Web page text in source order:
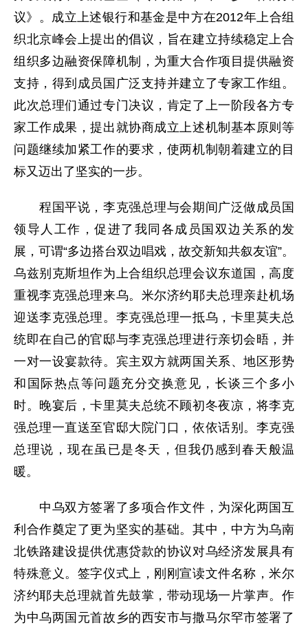
议》。成立上述银行和基金是中方在2012年上合组
织北京峰会上提出的倡议，旨在建立持续稳定上合
组织多边融资保障机制，为重大合作项目提供融资
支持，得到成员国广泛支持并建立了专家工作组。
此次总理们通过专门决议，肯定了上一阶段各方专
家工作成果，提出就协商成立上述机制基本原则等
问题继续加紧工作的要求，使两机制朝着建立的目
标又迈出了坚实的一步。
程国平说，李克强总理与会期间广泛做成员国
领导人工作，促进了我同各成员国双边关系的发
展，可谓“多边搭台双边唱戏，故交新知共叙友谊”。
乌兹别克斯坦作为上合组织总理会议东道国，高度
重视李克强总理来乌。米尔济约耶夫总理亲赴机场
迎送李克强总理。李克强总理一抵乌，卡里莫夫总
统即在自己的官邸与李克强总理进行亲切会晤，并
一对一设宴款待。宾主双方就两国关系、地区形势
和国际热点等问题充分交换意见，长谈三个多小
时。晚宴后，卡里莫夫总统不顾初冬夜凉，将李克
强总理一直送至官邸大院门口，依依话别。李克强
总理说，现在虽已是冬天，但我仍感到春天般温
暖。
中乌双方签署了多项合作文件，为深化两国互
利合作奠定了更为坚实的基础。其中，中方为乌南
北铁路建设提供优惠贷款的协议对乌经济发展具有
特殊意义。签字仪式上，刚刚宣读文件名称，米尔
济约耶夫总理就首先鼓掌，带动现场一片掌声。作
为中乌两国元首故乡的西安市与撒马尔罕市签署了